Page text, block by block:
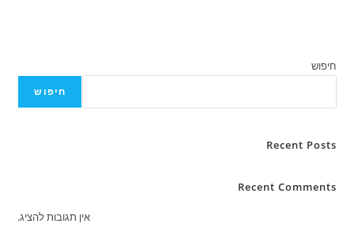
Recent
אין תגובות להציג.